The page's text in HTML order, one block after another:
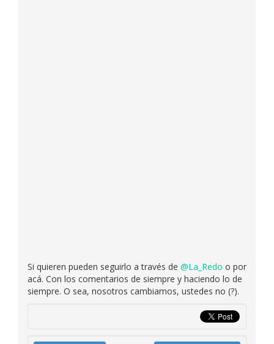
Si quieren pueden seguirlo a través de @La_Redo o por
acá. Con los comentarios de siempre y haciendo lo de
siempre. O sea, nosotros cambiamos, ustedes no (?).